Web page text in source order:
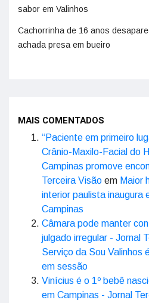
sabor em Valinhos
Cachorrinha de 16 anos
achada presa em bueiro
MAIS COMENTADOS
“Paciente em primeiro
Crânio-Maxilo-Facial do
Campinas promove
Terceira Visão em Maior
interior paulista inaugura
Campinas
Câmara pode manter
julgado irregular - Jornal
Serviço da Sou Valinhos
em sessão
Vinícius é o 1º bebê
em Campinas - Jornal